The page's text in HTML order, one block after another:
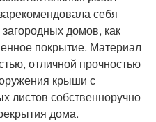
себя
домов, как
покрытие. Материал
отличной прочностью
крыши с
листов собственноручно
дома.